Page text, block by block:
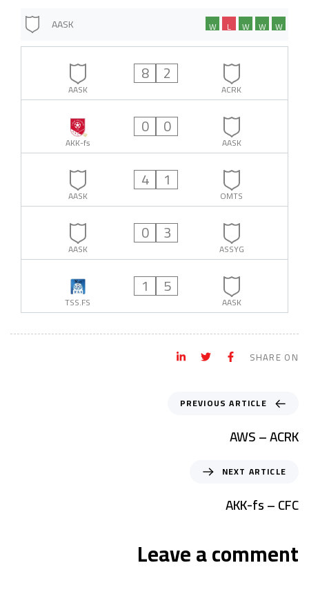
AASK W
W
W
L
W
AASK
8 2
ACRK
AKK-fs
0 0
AASK
AASK
4 1
OMTS
AASK
0 3
ASSYG
TSS.FS
1 5
AASK
SHARE ON
PREVIOUS ARTICLE
AWS – ACRK
NEXT ARTICLE
AKK-fs – CFC
Leave a comment